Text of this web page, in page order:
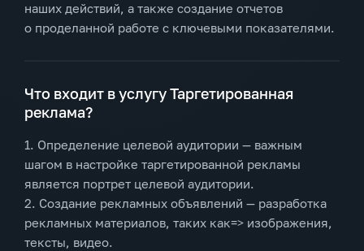
наших действий, а также создание отчетов
о проделанной работе с ключевыми показателями.
Что входит в услугу Таргетированная
реклама?
1. Определение целевой аудитории — важным
шагом в настройке таргетированной рекламы
является портрет целевой аудитории.
2. Создание рекламных объявлений — разработка
рекламных материалов, таких как=> изображения,
тексты, видео.